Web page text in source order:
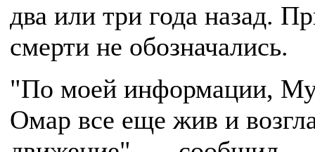
два или три года назад.
смерти не обозначались.
"По моей информации,
Омар все еще жив и